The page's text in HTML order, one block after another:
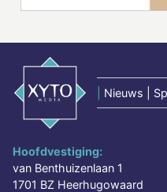
Nieuws |
Hoofdvestiging:
van Benthuizenlaan 1
1701 BZ Heerhugowaard